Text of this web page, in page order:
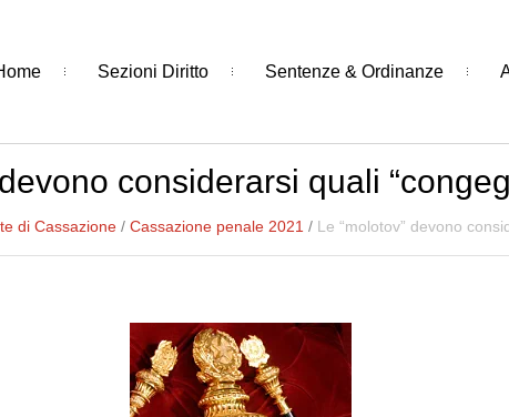
Sezioni Diritto Sentenze & Ordinanze
considerarsi quali
di Cassazione / Cassazione penale 2021 / Le “molotov” devono